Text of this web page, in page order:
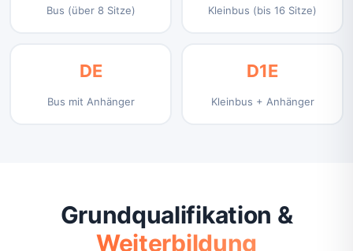
Bus (über 8 Sitze) Kleinbus (bis 16 Sitze)
DE
Bus mit Anhänger
D1E
Kleinbus + Anhänger
Grundqualifikation &
Weiterbildung